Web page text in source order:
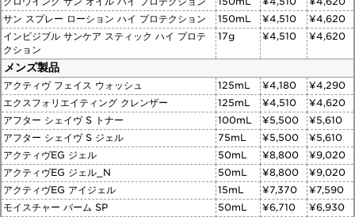
サン スプレー ローション ハイ プロテクション
150mL ¥4,510
¥4,620
インビジブル サンケア スティック ハイ プロテ
クション
17g ¥4,510 ¥4,620
メンズ製品
アクティヴ フェイス ウォッシュ 125mL ¥4,180
¥4,290
エクスフォリエイティング クレンザー
125mL ¥4,510
¥4,620
アフター シェイヴ S トナー
100mL ¥5,500
¥5,610
アフター シェイヴ S ジェル
75mL ¥5,500
¥5,610
アクティヴEG ジェル
50mL ¥8,800
¥9,020
アクティヴEG ジェル_N
50mL ¥8,800
¥9,020
アクティヴEG アイジェル
15mL ¥7,370
¥7,590
モイスチャー バーム SP
50mL ¥6,710
¥6,930